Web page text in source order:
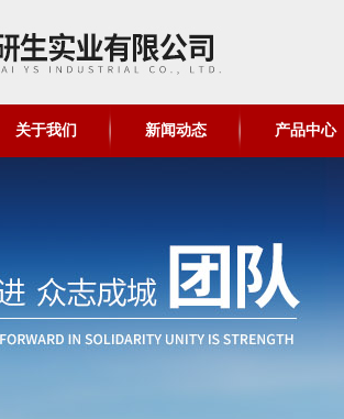
关于我们 新闻动态 产品中心